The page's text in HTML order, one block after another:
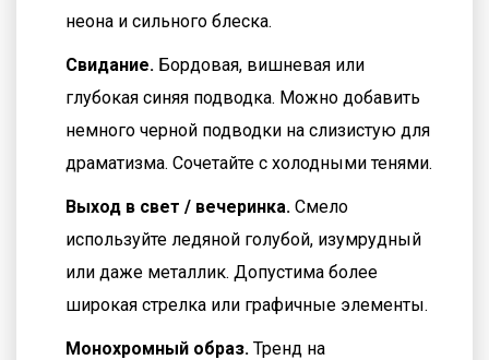
неона и сильного блеска.
Свидание. Бордовая, вишневая или
глубокая синяя подводка. Можно добавить
немного черной подводки на слизистую для
драматизма. Сочетайте с холодными тенями.
Выход в свет / вечеринка. Смело
используйте ледяной голубой, изумрудный
или даже металлик. Допустима более
широкая стрелка или графичные элементы.
Монохромный образ. Тренд на